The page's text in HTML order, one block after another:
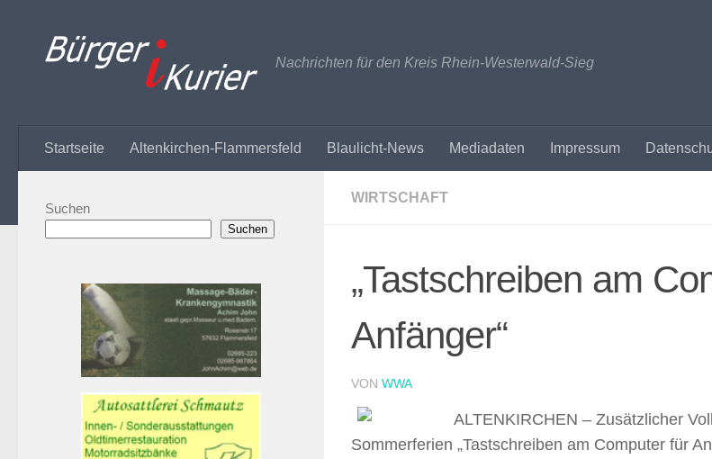
Nachrichten für den Kreis Rhein-Westerwald-Sieg
Startseite Altenkirchen-Flammersfeld Blaulicht-News Mediadaten Impressum
WIRTSCHAFT
„Tastschreiben am
Anfänger“
VON WWA
ALTENKIRCHEN – Zusätzlicher
Sommerferien „Tastschreiben am Computer für
Suchen
Suchen